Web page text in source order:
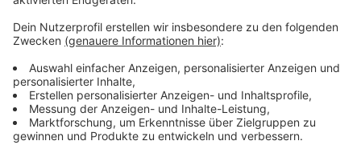
Anzeige
Großveranstaltungen wie Volksfeste, größere
Sportveranstaltungen mit Zuschauern, größere
Konzerte, Festivals oder Dorf-Schützenfeste sollen
nach Vorstellungen der Regierungschefin bis
mindestens 31. Dezember 2020 verboten bleiben.